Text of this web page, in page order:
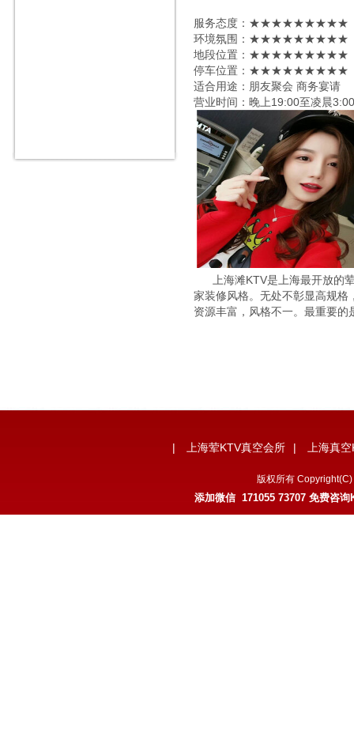
服务态度：★★★★★★★★★
环境氛围：★★★★★★★★★
地段位置：★★★★★★★★★
停车位置：★★★★★★★★★
适合用途：朋友聚会 商务宴请
营业时间：晚上19:00至凌晨3:00
上海滩KTV是上海最开放的荤
家装修风格。无处不彰显高规
资源丰富，风格不一。最重要
| 上海荤KTV真空会所 | 上海真
版权所有
添加微信 171055 73707 免费咨